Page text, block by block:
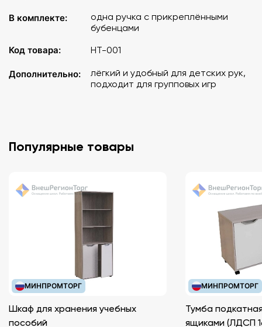
В комплекте:
одна ручка с прикреплёнными
бубенцами
Код товара:
НТ-001
Дополнительно:
лёгкий и удобный для детских рук,
подходит для групповых игр
Популярные товары
МИНПРОМТОРГ
Шкаф для хранения учебных
пособий
МИНПРОМТОРГ
Тумба
ящиками